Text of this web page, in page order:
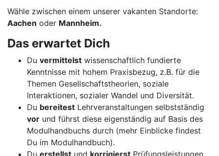
Wähle zwischen einem unserer vakanten Standorte:
Aachen oder Mannheim.
Das erwartet Dich
Du vermittelst wissenschaftlich fundierte
Kenntnisse mit hohem Praxisbezug, z.B. für die
Themen Gesellschaftstheorien, soziale
Interaktionen, sozialer Wandel und Diversität.
Du bereitest Lehrveranstaltungen selbstständig
vor und führst diese eigenständig auf Basis des
Modulhandbuchs durch (mehr Einblicke findest
Du im Modulhandbuch).
Du erstellst und korrigierst Prüfungsleistungen